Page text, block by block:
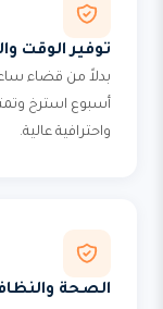
توفير الوقت
بدلاً من قضاء
أسبوع استرخ
واحترافية عالية.
الصحة